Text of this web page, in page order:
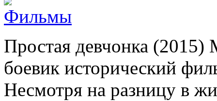
Простая девчонка
боевик исторический
Несмотря на разницу в